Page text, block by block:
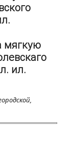
мягкую
ил.